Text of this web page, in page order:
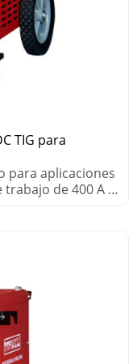
TIG para
para aplicaciones
de 400 A al